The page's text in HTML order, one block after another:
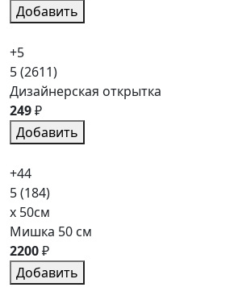
Добавить
+5
5(2611)
Дизайнерская открытка
249₽
Добавить
+44
5(184)
x 50см
Мишка 50 см
2200₽
Добавить